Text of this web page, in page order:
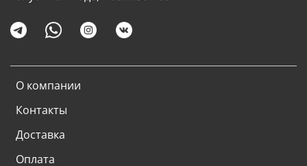
О компании
Контакты
Доставка
Оплата